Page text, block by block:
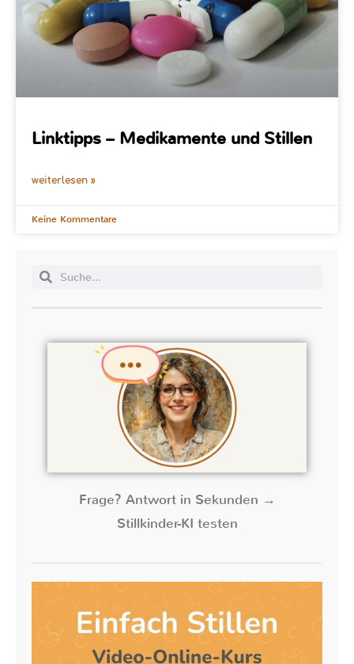
Linktipps – Medikamente und Stillen
weiterlesen »
Keine Kommentare
Frage? Antwort in Sekunden →
Stillkinder-KI testen